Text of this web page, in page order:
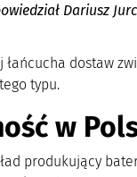
Dariusz
dostaw
typu.
w
produkujący